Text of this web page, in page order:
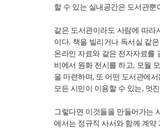
할 수 있는 실내공간은 도서관뿐
같은 도서관이라도 사람에 따라
이다. 책을 빌리거나 독서실 같
온라인 자료와 같은 전자자료를
비에서 원화 전시를 하고, 모월
을 마련하며, 또 어떤 도서관에
모든 시민이 이용할 수 있는, 멋
그렇다면 이것들을 만들어가는
에서는 정규직 사서와 함께 계약